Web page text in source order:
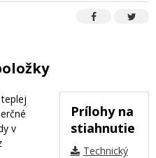
Prílohy na
stiahnutie
Technický
v